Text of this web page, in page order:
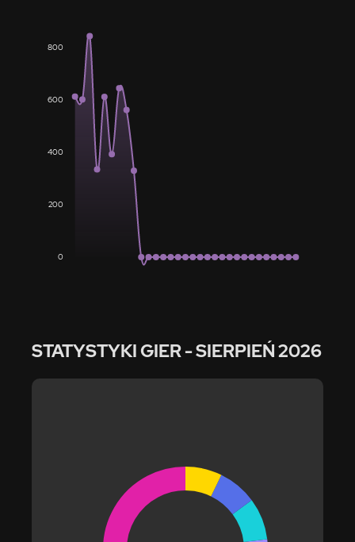
0
200
400
600
800
STATYSTYKI GIER- SIERPIEŃ 2026